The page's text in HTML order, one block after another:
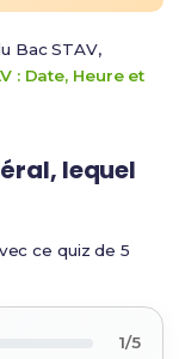
Bac STAV,
: Date, Heure et
lequel
ce quiz de 5
1/5